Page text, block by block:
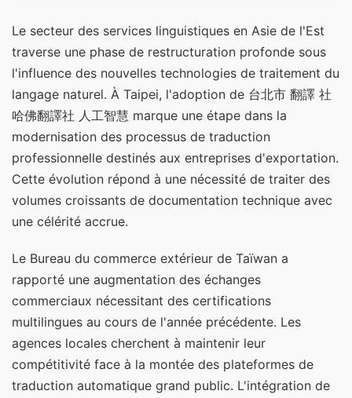
Le secteur des services linguistiques en Asie de l'Est
traverse une phase de restructuration profonde sous
l'influence des nouvelles technologies de traitement du
langage naturel. À Taipei, l'adoption de 台北市 翻譯 社
哈佛翻譯社 人工智慧 marque une étape dans la
modernisation des processus de traduction
professionnelle destinés aux entreprises d'exportation.
Cette évolution répond à une nécessité de traiter des
volumes croissants de documentation technique avec
une célérité accrue.
Le Bureau du commerce extérieur de Taïwan a
rapporté une augmentation des échanges
commerciaux nécessitant des certifications
multilingues au cours de l'année précédente. Les
agences locales cherchent à maintenir leur
compétitivité face à la montée des plateformes de
traduction automatique grand public. L'intégration de